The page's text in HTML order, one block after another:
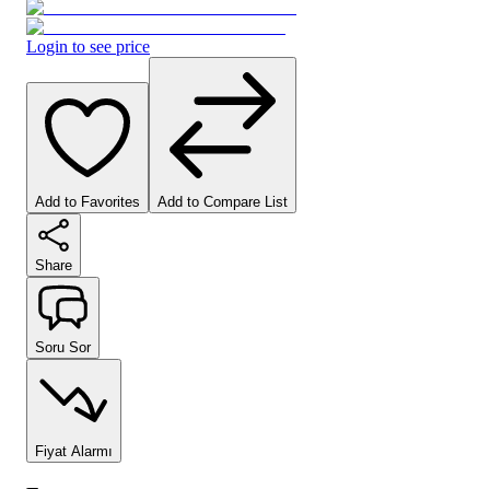
Login to see price
Add to Favorites Add to Compare List
Share
Soru Sor
Fiyat Alarmı